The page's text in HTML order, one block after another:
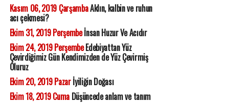
Kasım 06, 2019 ÇarşambaAklın, kalbin ve ruhun
acı çekmesi?
Ekim 31, 2019 Perşembeİnsan Huzur Ve Acıdır
Ekim 24, 2019 PerşembeEdebiyattan Yüz
Çevirdiğimiz Gün Kendimizden de Yüz Çevirmiş
Oluruz
Ekim 20, 2019 Pazarİyiliğin Doğası
Ekim 18, 2019 CumaDüşüncede anlam ve tanım